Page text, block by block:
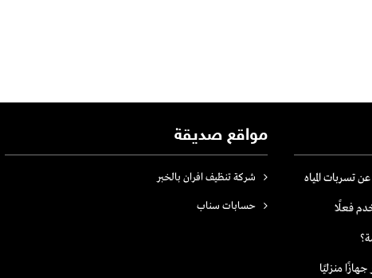
تسربات المياه
فعلًا
منزليًا
مواقع صديقة
شركة تنظيف افران بالخبر
حسابات سناب